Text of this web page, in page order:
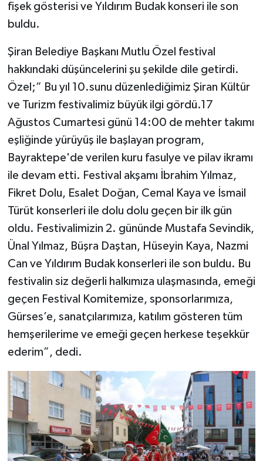
fişek gösterisi ve Yıldırım Budak konseri ile son
buldu.
Şiran Belediye Başkanı Mutlu Özel festival
hakkındaki düşüncelerini şu şekilde dile getirdi.
Özel;” Bu yıl 10.sunu düzenlediğimiz Şiran Kültür
ve Turizm festivalimiz büyük ilgi gördü.17
Ağustos Cumartesi günü 14:00 de mehter takımı
eşliğinde yürüyüş ile başlayan program,
Bayraktepe'de verilen kuru fasulye ve pilav ikramı
ile devam etti. Festival akşamı İbrahim Yılmaz,
Fikret Dolu, Esalet Doğan, Cemal Kaya ve İsmail
Türüt konserleri ile dolu dolu geçen bir ilk gün
oldu. Festivalimizin 2. gününde Mustafa Sevindik,
Ünal Yılmaz, Büşra Daştan, Hüseyin Kaya, Nazmi
Can ve Yıldırım Budak konserleri ile son buldu. Bu
festivalin siz değerli halkımıza ulaşmasında, emeği
geçen Festival Komitemize, sponsorlarımıza,
Gürses’e, sanatçılarımıza, katılım gösteren tüm
hemşerilerime ve emeği geçen herkese teşekkür
ederim”, dedi.